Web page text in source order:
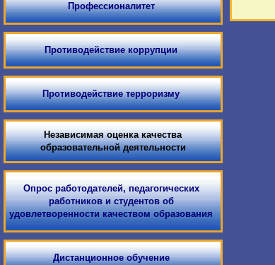
Профессионалитет
Противодействие коррупции
Противодействие терроризму
Независимая оценка качества
образовательной деятельности
Опрос работодателей, педагогических
работников и студентов об
удовлетворенности качеством образования
Дистанционное обучение